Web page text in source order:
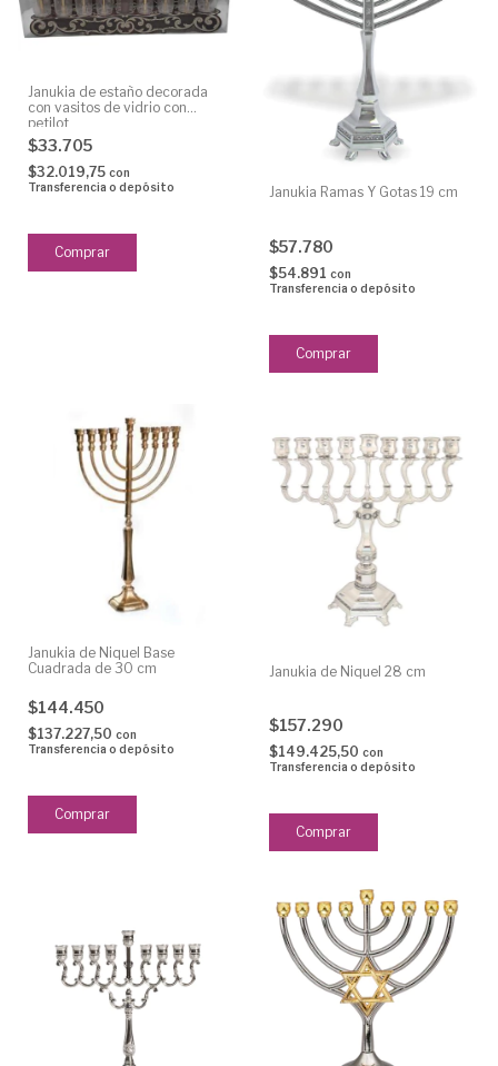
Janukia de estaño decorada
con vasitos de vidrio con
petilot
$33.705
$32.019,75 con
Transferencia o depósito
Janukia Ramas Y Gotas 19 cm
$57.780
$54.891 con
Transferencia o depósito
Janukia de Niquel Base
Cuadrada de 30 cm
$144.450
$137.227,50 con
Transferencia o depósito
Janukia de Niquel 28 cm
$157.290
$149.425,50 con
Transferencia o depósito